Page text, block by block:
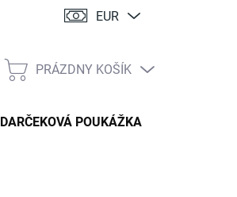
EUR
NÁKUPNÝ
PRÁZDNY KOŠÍK
DARČEKOVÁ POUKÁŽKA